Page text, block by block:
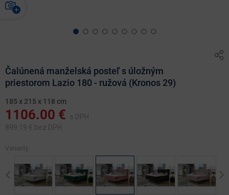
Čalúnená manželská posteľ s úložným
priestorom Lazio 180 - ružová (Kronos 29)
185 x 215 x 118 cm
1106.00 €
s DPH
899.19 € bez DPH
Varianty:
Previous